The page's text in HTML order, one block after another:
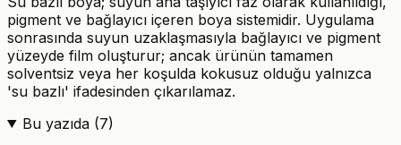
pigment ve bağlayıcı içeren boya sistemidir. Uygulama
sonrasında suyun uzaklaşmasıyla bağlayıcı ve pigment
yüzeyde film oluşturur; ancak ürünün tamamen
solventsiz veya her koşulda kokusuz olduğu yalnızca
'su bazlı' ifadesinden çıkarılamaz.
Bu yazıda (7)